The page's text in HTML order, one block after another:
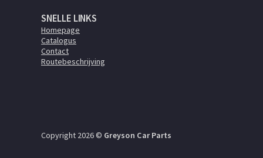
SNELLE LINKS
Homepage
Catalogus
Contact
Routebeschrijving
Copyright 2026 © Greyson Car Parts